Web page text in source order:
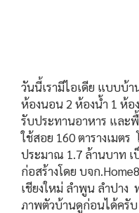
วันนี้เรามีไอเดีย แบบบ้
ห้องนอน 2 ห้องน้ำ 1 ห้อ
รับประทานอาหาร และ
ใช้สอย 160 ตารางเมต
ประมาณ 1.7 ล้านบาท
ก่อสร้างโดย บจก
เชียงใหม่ ลำพูน ลำปา
ภาพตัวบ้านดูก่อนได้ครับ